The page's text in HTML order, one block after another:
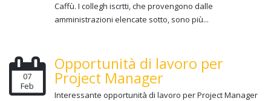
Caffù. I collegh iscrtti, che provengono dalle
amministrazioni elencate sotto, sono più...
07
Feb
Opportunità di lavoro per
Project Manager
Interessante opportunità di lavoro per Project Manager